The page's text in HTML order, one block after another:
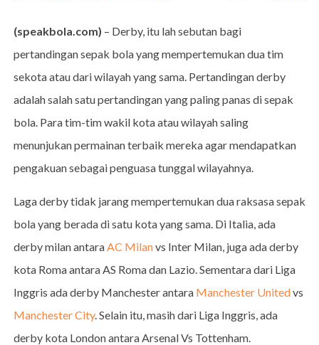
(speakbola.com) – Derby, itu lah sebutan bagi
pertandingan sepak bola yang mempertemukan dua tim
sekota atau dari wilayah yang sama. Pertandingan derby
adalah salah satu pertandingan yang paling panas di sepak
bola. Para tim-tim wakil kota atau wilayah saling
menunjukan permainan terbaik mereka agar mendapatkan
pengakuan sebagai penguasa tunggal wilayahnya.
Laga derby tidak jarang mempertemukan dua raksasa sepak
bola yang berada di satu kota yang sama. Di Italia, ada
derby milan antara AC Milanvs Inter Milan, juga ada derby
kota Roma antara AS Roma dan Lazio. Sementara dari Liga
Inggris ada derby Manchester antara Manchester Unitedvs
Manchester City. Selain itu, masih dari Liga Inggris, ada
derby kota London antara Arsenal Vs Tottenham.